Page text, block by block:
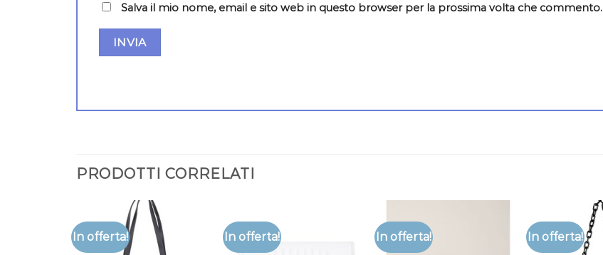
Salva il mio nome, email e sito web in questo browser per la prossima volta che commento.
PRODOTTI CORRELATI
In offerta! In offerta! In offerta! In offerta!